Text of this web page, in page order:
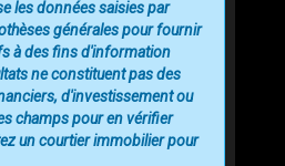
les données saisies par
générales pour fournir
à des fins d'information
ne constituent pas des
d'investissement ou
champs pour en vérifier
un courtier immobilier pour